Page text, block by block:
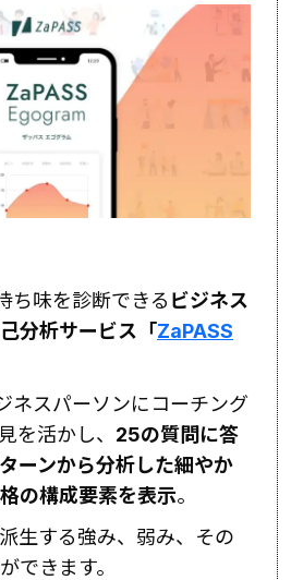
ち味を診断できる ビジネス
分析サービス「ZaPASS
ネスパーソンにコーチング
を活かし、 25の質問に答
ーンから分析した細やか
の構成要素を表示。
生する強み、弱み、その
できます。